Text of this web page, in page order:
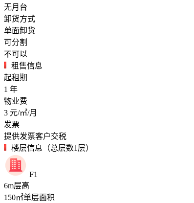
无月台
卸货方式
单面卸货
可分割
不可以
租售信息
起租期
1 年
物业费
3 元/㎡/月
发票
提供发票客户交税
楼层信息（总层数1层）
F1
6m层高
150㎡单层面积